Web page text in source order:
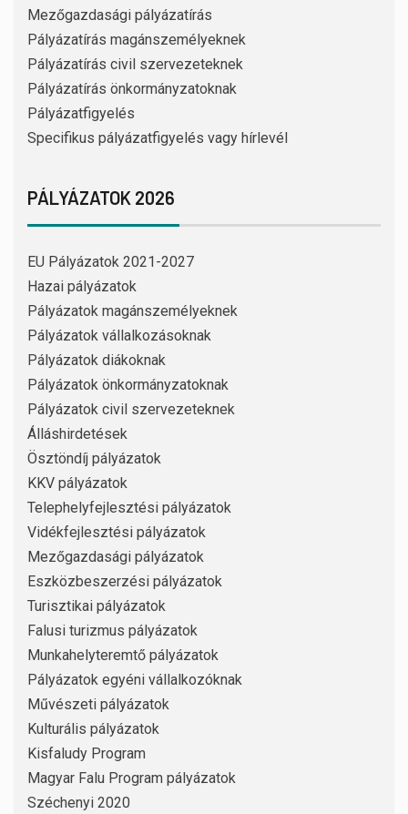
Mezőgazdasági pályázatírás
Pályázatírás magánszemélyeknek
Pályázatírás civil szervezeteknek
Pályázatírás önkormányzatoknak
Pályázatfigyelés
Specifikus pályázatfigyelés vagy hírlevél
PÁLYÁZATOK 2026
EU Pályázatok 2021-2027
Hazai pályázatok
Pályázatok magánszemélyeknek
Pályázatok vállalkozásoknak
Pályázatok diákoknak
Pályázatok önkormányzatoknak
Pályázatok civil szervezeteknek
Álláshirdetések
Ösztöndíj pályázatok
KKV pályázatok
Telephelyfejlesztési pályázatok
Vidékfejlesztési pályázatok
Mezőgazdasági pályázatok
Eszközbeszerzési pályázatok
Turisztikai pályázatok
Falusi turizmus pályázatok
Munkahelyteremtő pályázatok
Pályázatok egyéni vállalkozóknak
Művészeti pályázatok
Kulturális pályázatok
Kisfaludy Program
Magyar Falu Program pályázatok
Széchenyi 2020